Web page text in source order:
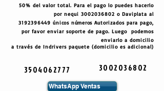
50% del valor total. Para el pago lo puedes hacerlo
por nequi 3002036802 o Daviplata al
3192396449 únicos números Autorizados para pago,
por favor enviar soporte de pago. Luego podemos
enviarlo a domicilio
a través de Indrivers paquete (domicilio es adicional)
3504062777 3002036802
WhatsApp Ventas